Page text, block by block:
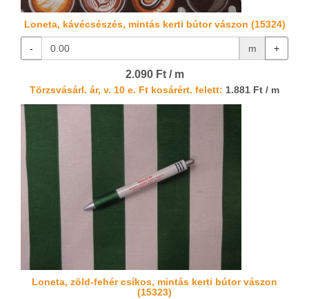
Loneta, kávécsészés, mintás kerti bútor vászon (15324)
- m +
2.090 Ft / m
Törzsvásárl. ár, v. 10 e. Ft kosárért. felett: 1.881 Ft / m
Loneta, zöld-fehér csíkos, mintás kerti bútor vászon
(15323)